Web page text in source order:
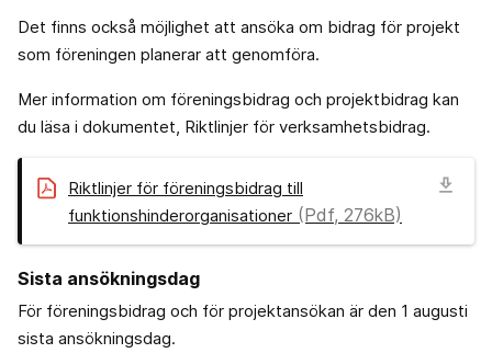
Det finns också möjlighet att ansöka om bidrag för projekt
som föreningen planerar att genomföra.
Mer information om föreningsbidrag och projektbidrag kan
du läsa i dokumentet, Riktlinjer för verksamhetsbidrag.
Riktlinjer för föreningsbidrag till
funktionshinderorganisationer (Pdf, 276kB)
download
Sista ansökningsdag
För föreningsbidrag och för projektansökan är den 1 augusti
sista ansökningsdag.